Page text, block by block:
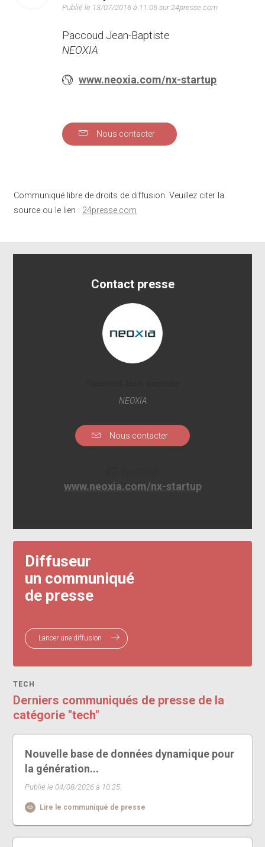
Publié le 13/07/2016 à 11:06 sur 24presse.com
Paccoud Jean-Baptiste
NEOXIA
www.neoxia.com/nx-startup
Nous contacter
Communiqué libre de droits de diffusion. Veuillez citer la
source ou le lien : 24presse.com
Contact presse
NEOXIA
Nous contacter
www.neoxia.com/nx-startup
Diffuseur
un communiqué
de presse
Lancer une diffusion
TECH
Derniers communiqués de presse de la
catégorie "tech"
Nouvelle base de données dynamique pour
la génération...
Publié le 04/08/2026 à 10:25
Lire le communiqué de presse